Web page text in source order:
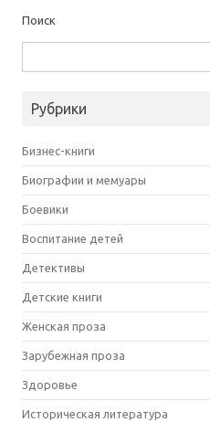
Поиск
Рубрики
Бизнес-книги
Биографии и мемуары
Боевики
Воспитание детей
Детективы
Детские книги
Женская проза
Зарубежная проза
Здоровье
Историческая литература